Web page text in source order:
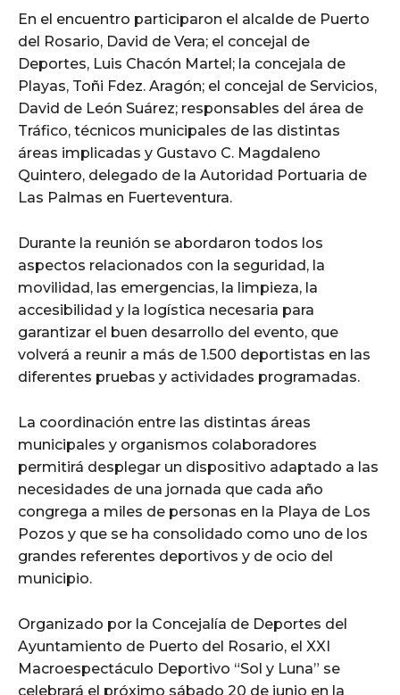
En el encuentro participaron el alcalde de Puerto
del Rosario, David de Vera; el concejal de
Deportes, Luis Chacón Martel; la concejala de
Playas, Toñi Fdez. Aragón; el concejal de Servicios,
David de León Suárez; responsables del área de
Tráfico, técnicos municipales de las distintas
áreas implicadas y Gustavo C. Magdaleno
Quintero, delegado de la Autoridad Portuaria de
Las Palmas en Fuerteventura.
Durante la reunión se abordaron todos los
aspectos relacionados con la seguridad, la
movilidad, las emergencias, la limpieza, la
accesibilidad y la logística necesaria para
garantizar el buen desarrollo del evento, que
volverá a reunir a más de 1.500 deportistas en las
diferentes pruebas y actividades programadas.
La coordinación entre las distintas áreas
municipales y organismos colaboradores
permitirá desplegar un dispositivo adaptado a las
necesidades de una jornada que cada año
congrega a miles de personas en la Playa de Los
Pozos y que se ha consolidado como uno de los
grandes referentes deportivos y de ocio del
municipio.
Organizado por la Concejalía de Deportes del
Ayuntamiento de Puerto del Rosario, el XXI
Macroespectáculo Deportivo “Sol y Luna” se
celebrará el próximo sábado 20 de junio en la